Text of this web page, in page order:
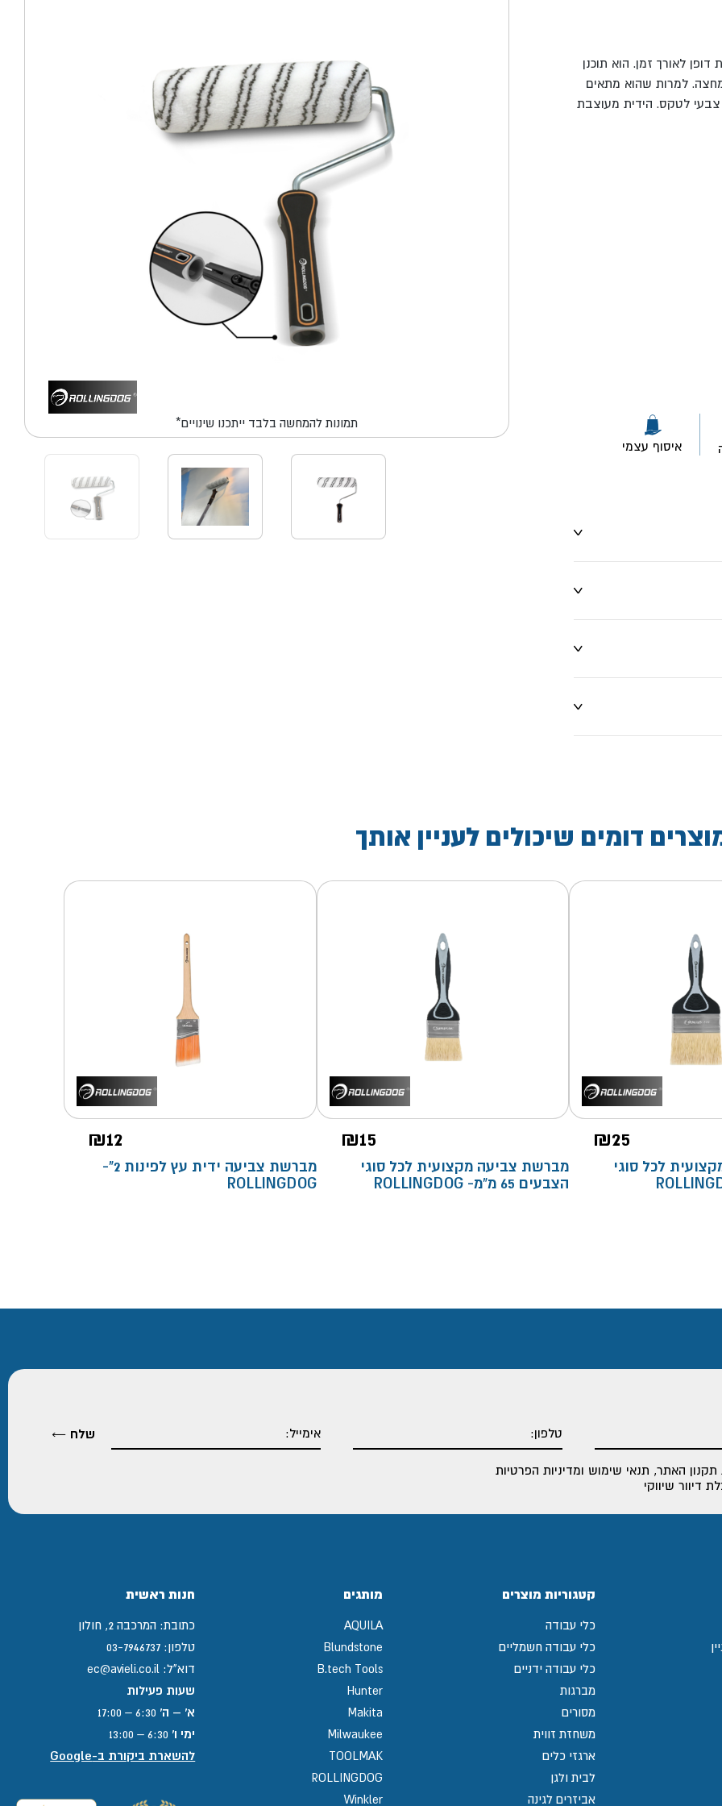
דופן לאורך זמן. הוא תוכנן
. למרות שהוא מתאים
צבעי לטקס. הידית מעוצבת
איסוף עצמי
*תמונות להמחשה בלבד ייתכנו שינויים
דומים שיכולים לעניין אותך
₪25
לכל סוגי
₪15
מברשת צביעה מקצועית לכל סוגי
הצבעים 65 מ"מ- ROLLINGDOG
₪12
מברשת צביעה ידית עץ לפינות 2"-
ROLLINGDOG
תקנון האתר, תנאי שימוש ומדיניות הפרטיות
דיוור שיווקי
קטגוריות מוצרים
כלי עבודה
כלי עבודה חשמליים
כלי עבודה ידניים
מברגות
מסורים
משחזת זווית
ארגזי כלים
לבית ולגן
אביזרים לגינה
מותגים
AQUILA
Blundstone
B.tech Tools
Hunter
Makita
Milwaukee
TOOLMAK
ROLLINGDOG
Winkler
חנות ראשית
כתובת: המרכבה 2, חולון
טלפון: 03-7946737
דוא"ל: ec@avieli.co.il
שעות פעילות
א' – ה'
ימי ו'
להשארת ביקורת ב-Google